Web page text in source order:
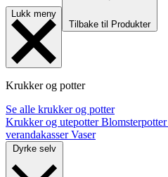
Lukk meny
Tilbake til Produkter
Krukker og potter
Se alle krukker og potter
Krukker og utepotterBlomsterpotter
verandakasserVaser